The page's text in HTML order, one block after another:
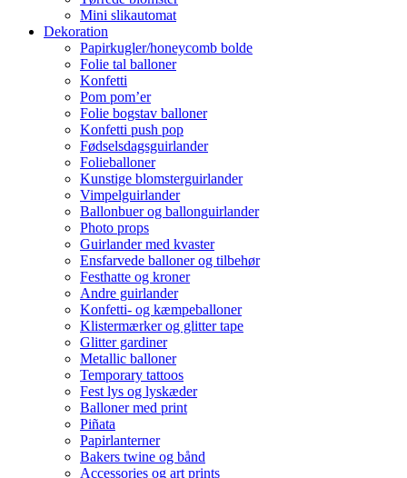
Mini slikautomat
Dekoration
Papirkugler/honeycomb bolde
Folie tal balloner
Konfetti
Pom pom’er
Folie bogstav balloner
Konfetti push pop
Fødselsdagsguirlander
Folieballoner
Kunstige blomsterguirlander
Vimpelguirlander
Ballonbuer og ballonguirlander
Photo props
Guirlander med kvaster
Ensfarvede balloner og tilbehør
Festhatte og kroner
Andre guirlander
Konfetti- og kæmpeballoner
Klistermærker og glitter tape
Glitter gardiner
Metallic balloner
Temporary tattoos
Fest lys og lyskæder
Balloner med print
Piñata
Papirlanterner
Bakers twine og bånd
Accessories og art prints